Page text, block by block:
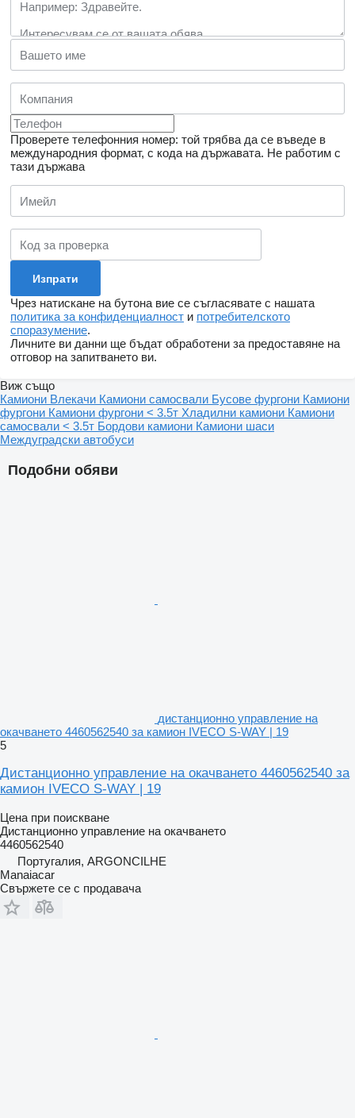
Проверете телефонния номер: той трябва да се въведе в
международния формат, с кода на държавата. Не работим с
тази държава
Чрез натискане на бутона вие се съгласявате с нашата
политика за конфиденциалност и потребителското
споразумение.
Личните ви данни ще бъдат обработени за предоставяне на
отговор на запитването ви.
Подобни обяви
дистанционно управление на
окачването 4460562540 за камион IVECO S-WAY | 19
5
Дистанционно управление на окачването 4460562540 за
камион IVECO S-WAY | 19
Цена при поискване
Дистанционно управление на окачването
4460562540
Португалия, ARGONCILHE
Manaiacar
Свържете се с продавача
Виж също
Камиони Влекачи Камиони самосвали Бусове фургони Камиони
фургони Камиони фургони < 3.5т Хладилни камиони Камиони
самосвали < 3.5т Бордови камиони Камиони шаси
Междуградски автобуси